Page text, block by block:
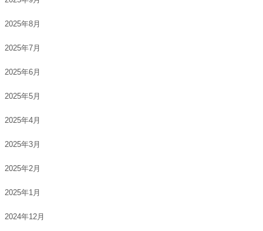
2025年8月
2025年7月
2025年6月
2025年5月
2025年4月
2025年3月
2025年2月
2025年1月
2024年12月